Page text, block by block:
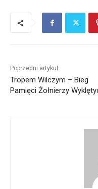
Poprzedni artykuł
Tropem Wilczym – Bieg
Pamięci Żołnierzy